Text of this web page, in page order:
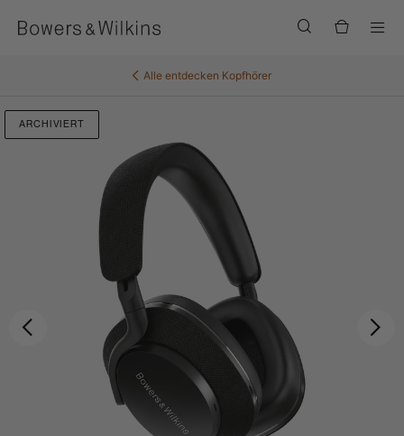
Alle entdecken Kopfhörer
ARCHIVIERT